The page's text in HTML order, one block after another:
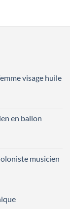
visage huile
en ballon
musicien